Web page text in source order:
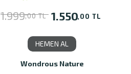
1.999,00 TL 1.550,00 TL
HEMEN AL
Wondrous Nature